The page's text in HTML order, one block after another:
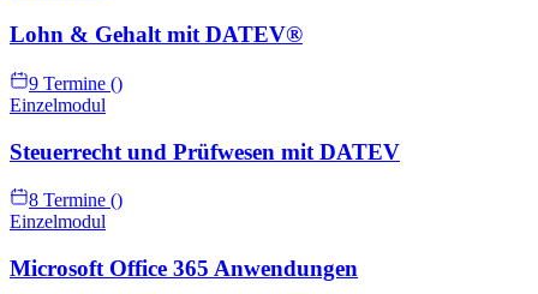
Lohn & Gehalt mit DATEV®
9 Termine ()
Einzelmodul
Steuerrecht und Prüfwesen mit DATEV
8 Termine ()
Einzelmodul
Microsoft Office 365 Anwendungen